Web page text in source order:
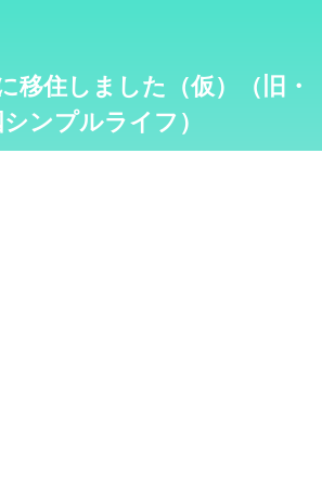
移住しました（仮）（旧・
ンプルライフ）